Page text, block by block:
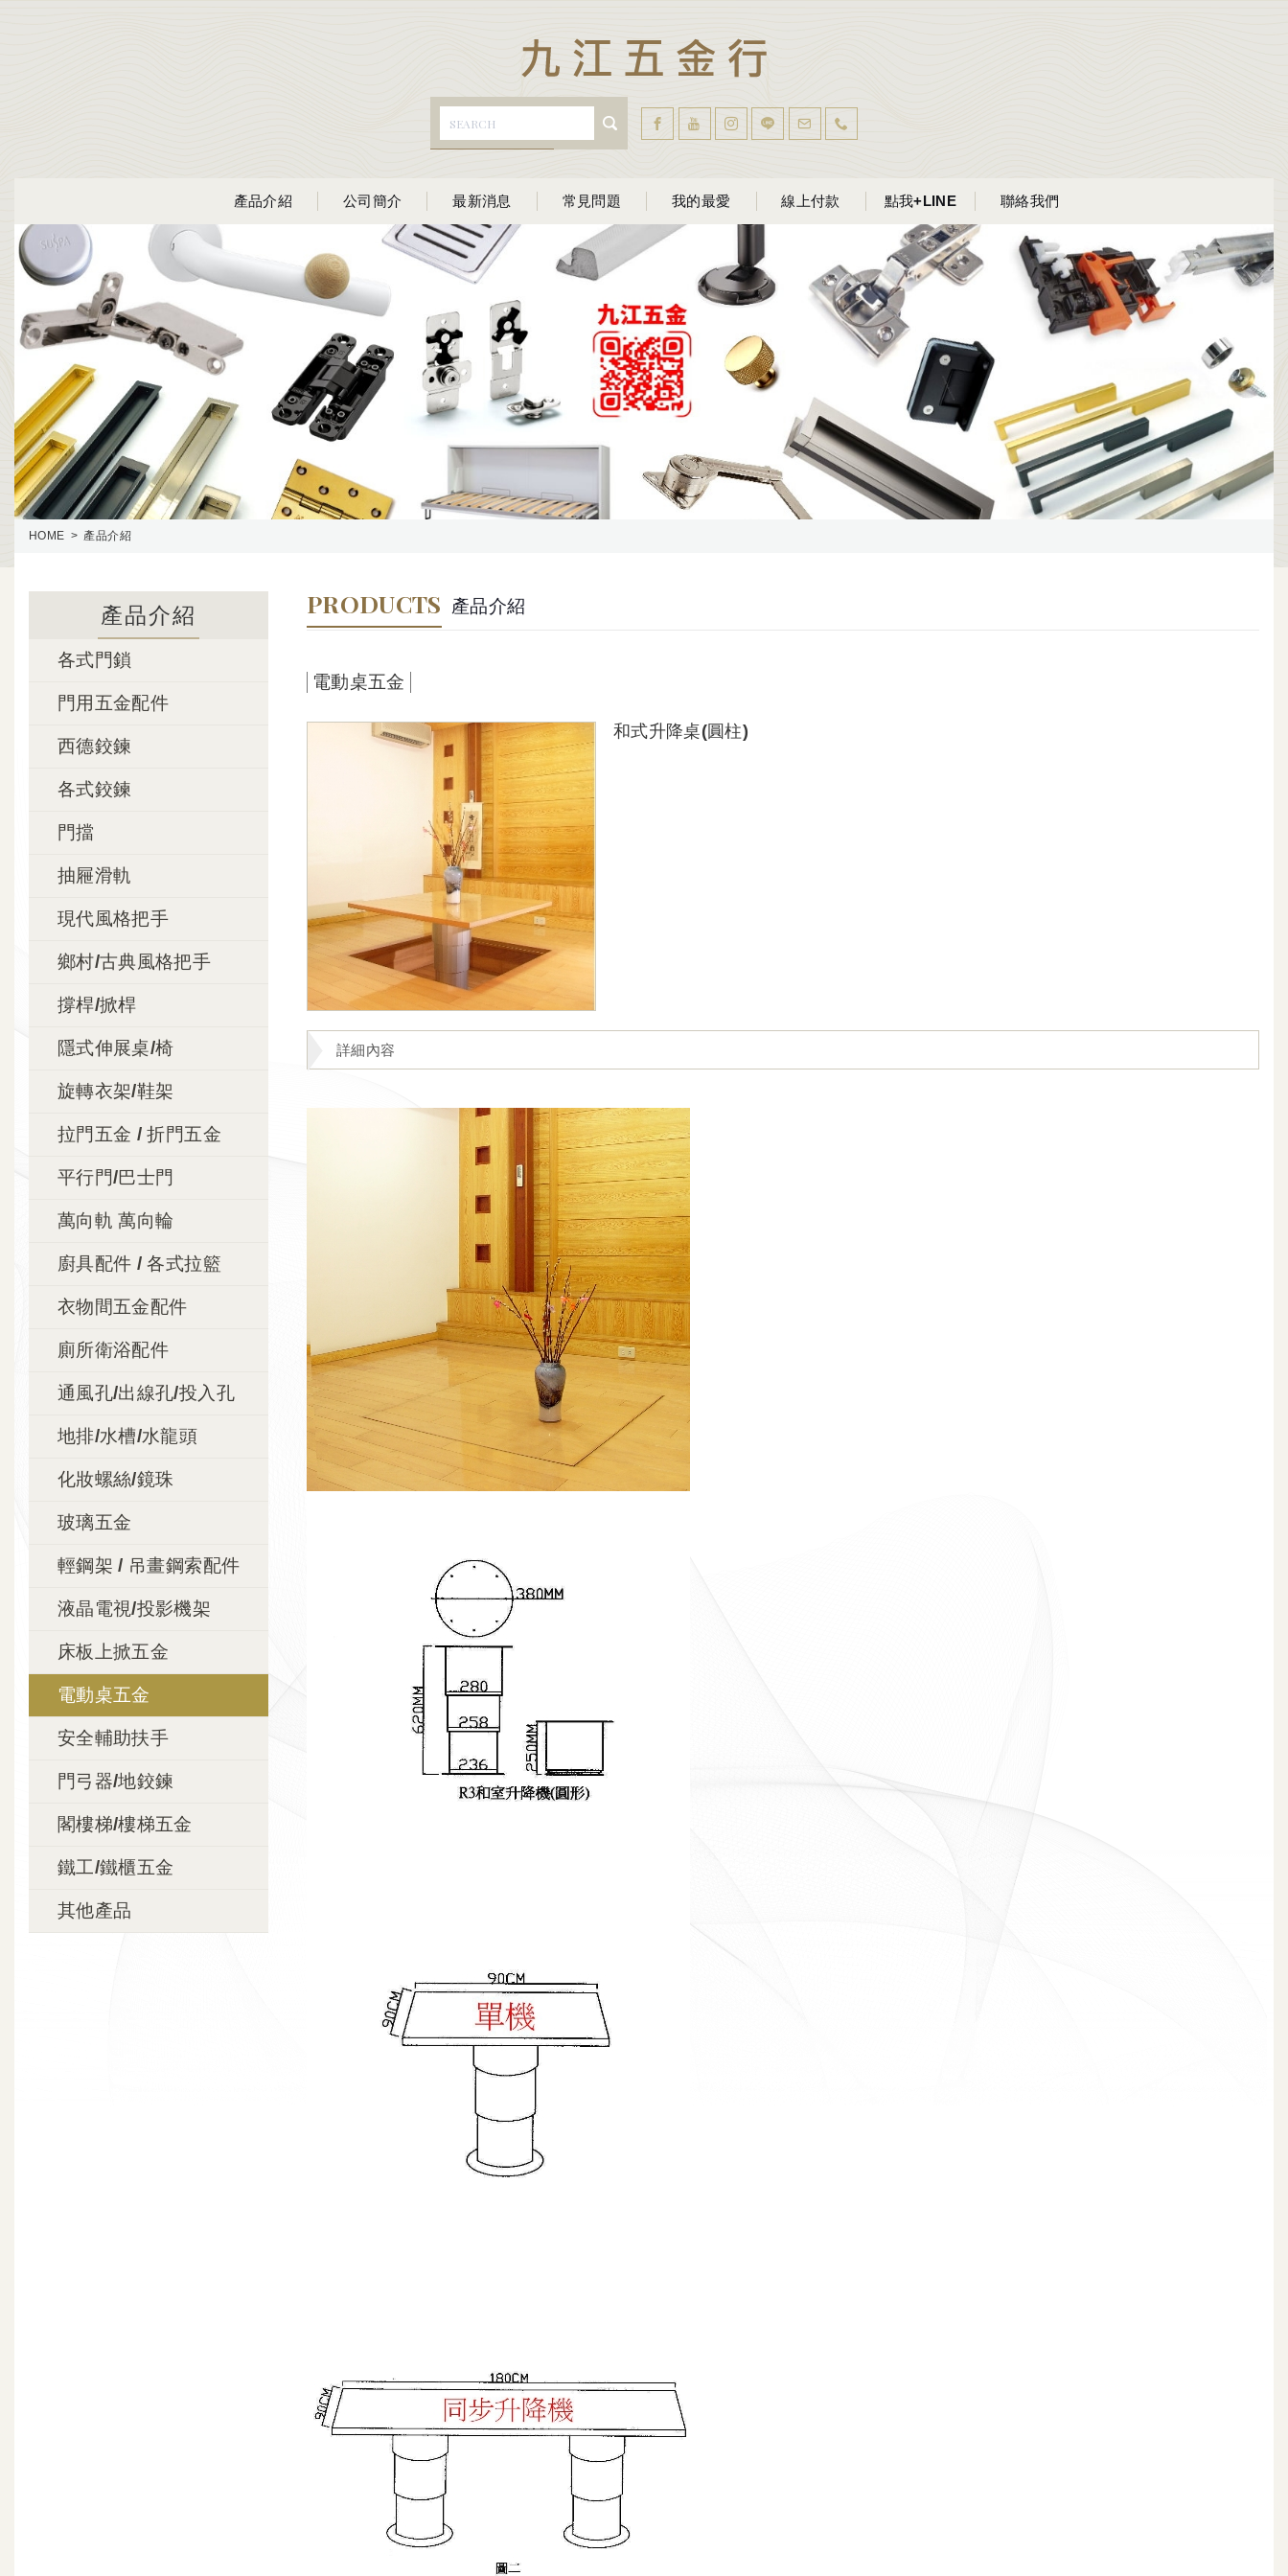
產品介紹 公司簡介 最新消息 常見問題 我的最愛 線上付款 點我+LINE 聯絡我們
HOME 產品介紹
產品介紹
各式門鎖
門用五金配件
西德鉸鍊
各式鉸鍊
門擋
抽屜滑軌
現代風格把手
鄉村/古典風格把手
撐桿/掀桿
隱式伸展桌/椅
旋轉衣架/鞋架
拉門五金 / 折門五金
平行門/巴士門
萬向軌 萬向輪
廚具配件 / 各式拉籃
衣物間五金配件
廁所衛浴配件
通風孔/出線孔/投入孔
地排/水槽/水龍頭
化妝螺絲/鏡珠
玻璃五金
輕鋼架 / 吊畫鋼索配件
液晶電視/投影機架
床板上掀五金
電動桌五金
安全輔助扶手
門弓器/地鉸鍊
閣樓梯/樓梯五金
鐵工/鐵櫃五金
其他產品
PRODUCTS 產品介紹
電動桌五金
和式升降桌(圓柱)
詳細內容